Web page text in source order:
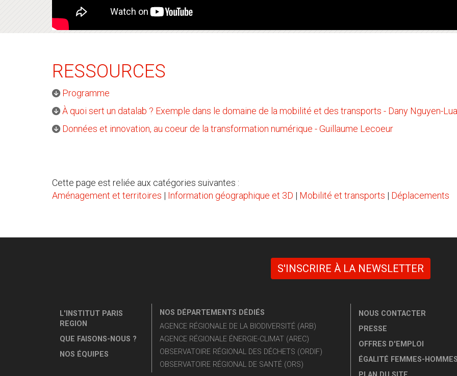
RESSOURCES
Programme
À quoi sert un datalab ? Exemple dans le domaine de la mobilité et des transports - Dany Nguyen-
Données et innovation, au coeur de la transformation numérique - Guillaume Lecoeur
Cette page est reliée aux catégories suivantes :
Aménagement et territoires | Information géographique et 3D | Mobilité et transports | Déplacements
S'INSCRIRE À LA NEWSLETTER
L'INSTITUT PARIS
REGION
QUE FAISONS-NOUS ?
NOS ÉQUIPES
NOS DÉPARTEMENTS DÉDIÉS
AGENCE RÉGIONALE DE LA BIODIVERSITÉ (ARB)
AGENCE RÉGIONALE ÉNERGIE-CLIMAT (AREC)
OBSERVATOIRE RÉGIONAL DES DÉCHETS (ORDIF)
OBSERVATOIRE RÉGIONAL DE SANTÉ (ORS)
NOUS CONTACTER
PRESSE
OFFRES D'EMPLOI
ÉGALITÉ FEMMES-